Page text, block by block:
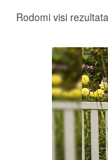
Rodomi visi